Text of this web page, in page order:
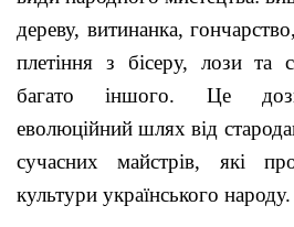
дереву, витинанка,
плетіння з бісеру, лози та
багато іншого. Це
еволюційний шлях від
сучасних майстрів, які
культури українського народу.